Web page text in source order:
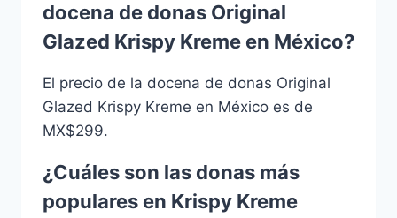
docena de donas Original
Glazed Krispy Kreme en México?
El precio de la docena de donas Original
Glazed Krispy Kreme en México es de
MX$299.
¿Cuáles son las donas más
populares en Krispy Kreme